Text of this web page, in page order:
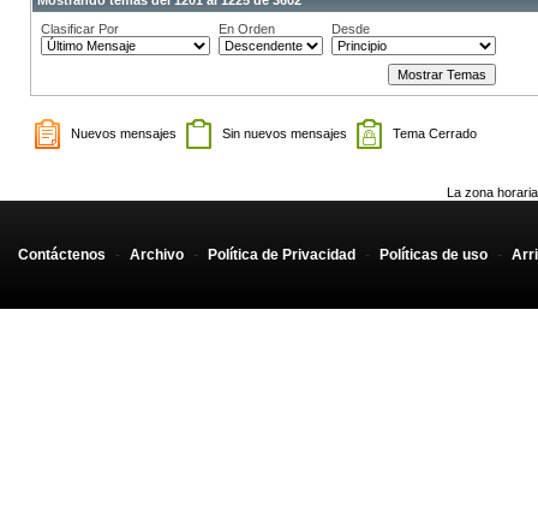
Clasificar Por
En Orden Desde
Nuevos mensajes Sin nuevos mensajes Tema Cerrado
La zona
Contáctenos - Archivo - Política de Privacidad - Políticas de uso -